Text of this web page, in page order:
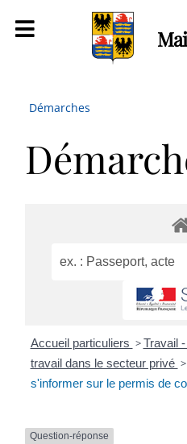
Démarches
Accueil particuliers > Travail
travail dans le secteur privé >
s'informer sur le permis de
Question-réponse